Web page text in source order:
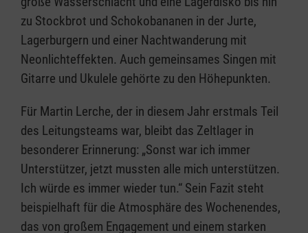
zu Stockbrot und Schokobananen in der Jurte,
Lagerburgern und einer Nachtwanderung mit
Neonlichteffekten. Auch gemeinsames Singen mit
Gitarre und Ukulele gehörte zu den Höhepunkten.
Für Martin Lerche, der in diesem Jahr erstmals Teil
des Leitungsteams war, bleibt das Zeltlager in
besonderer Erinnerung: „Sonst war ich immer
Unterstützer, jetzt mussten alle mich unterstützen.
Ich würde es immer wieder tun.“ Sein Fazit steht
beispielhaft für die Atmosphäre des Wochenendes,
das von großem Engagement und einem starken